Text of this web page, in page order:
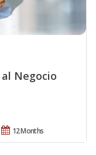
Negocio
12 Months